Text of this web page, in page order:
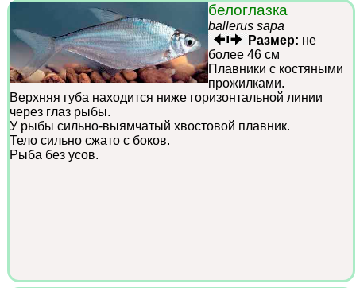
белоглазка
ballerus sapa
Размер: не
более 46 см
Плавники с костяными
прожилками.
Верхняя губа находится ниже горизонтальной линии
через глаз рыбы.
У рыбы сильно-выямчатый хвостовой плавник.
Тело сильно сжато с боков.
Рыба без усов.